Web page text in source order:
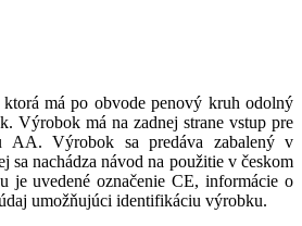
má po obvode penový kruh odolný
Výrobok má na zadnej strane vstup pre
AA. Výrobok sa predáva zabalený v
sa nachádza návod na použitie v českom
je uvedené označenie CE, informácie o
umožňujúci identifikáciu výrobku.